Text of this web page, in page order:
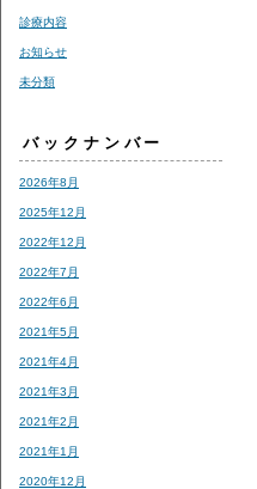
診療内容
お知らせ
未分類
バックナンバー
2026年8月
2025年12月
2022年12月
2022年7月
2022年6月
2021年5月
2021年4月
2021年3月
2021年2月
2021年1月
2020年12月